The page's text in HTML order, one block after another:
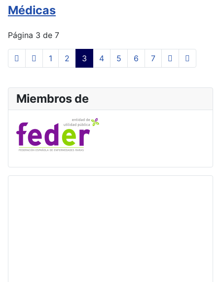
Médicas
Página 3 de 7
1 2 3 4 5 6 7
Miembros de